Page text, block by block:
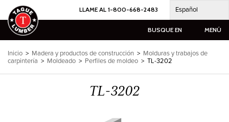
al
contenido
LLAME AL 1-800-668-2483 Español
BUSQUE EN MENÚ
Inicio > Madera y productos de construcción > Molduras y trabajos de
carpintería > Moldeado > Perfiles de moldeo > TL-3202
TL-3202